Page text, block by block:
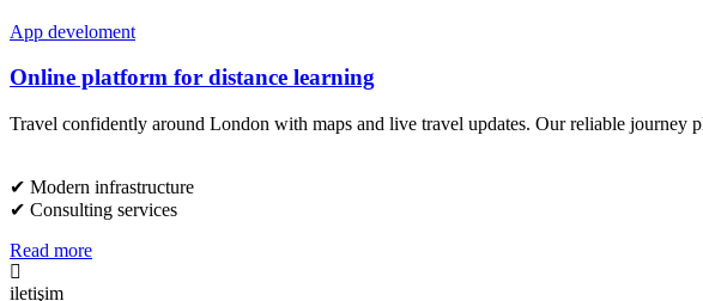
App develoment
Online platform for distance learning
Travel confidently around London with maps and live travel updates. Our reliable journey
✔︎ Modern infrastructure
✔︎ Consulting services
Read more
iletişim